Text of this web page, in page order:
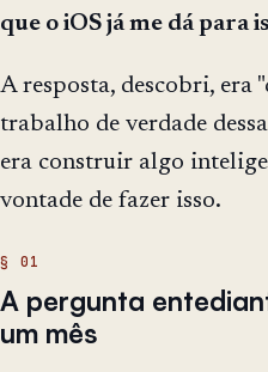
que o iOS já me dá para
A resposta, descobri, era
trabalho de verdade
era construir algo
vontade de fazer isso.
A pergunta
um mês